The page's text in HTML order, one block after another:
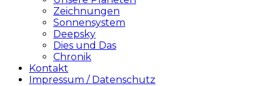
Zeichnungen
Sonnensystem
Deepsky
Dies und Das
Chronik
Kontakt
Impressum / Datenschutz